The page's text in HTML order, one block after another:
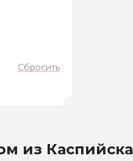
Сбросить
из Каспийска